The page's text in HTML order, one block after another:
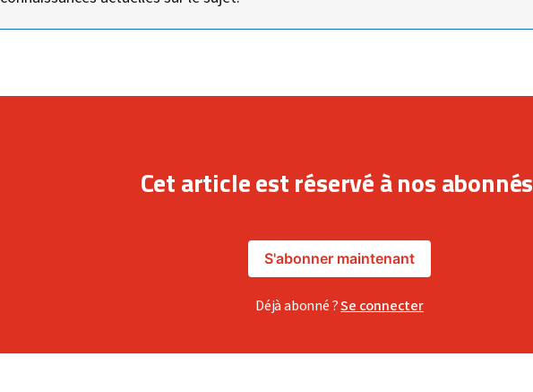
Cet article est réservé à nos abonnés
S'abonner maintenant
Déjà abonné ?Se connecter